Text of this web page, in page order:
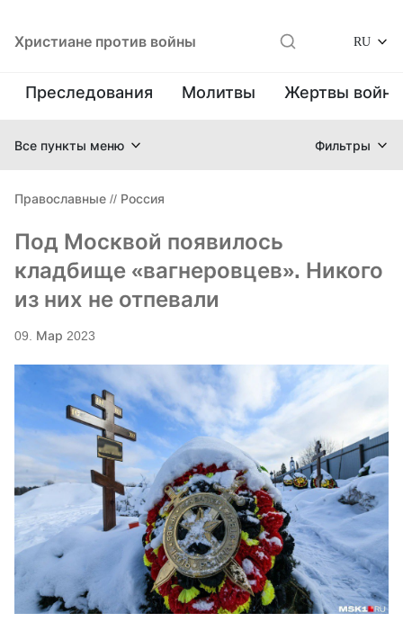
Христиане против войны RU
Преследования Молитвы Жертвы
Все пункты меню Фильтры
Православные // Россия
Под Москвой появилось
кладбище «вагнеровцев». Никого
из них не отпевали
09. Мар 2023